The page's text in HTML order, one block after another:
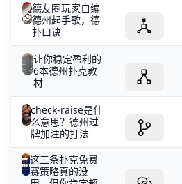
德友圈玩家自编
德州起手歌，德
扑口诀
让你稳定盈利的
6本德州扑克教
材
check-raise是什
么意思？德州过
牌加注的打法
这三条扑克免费
赛策略真的没